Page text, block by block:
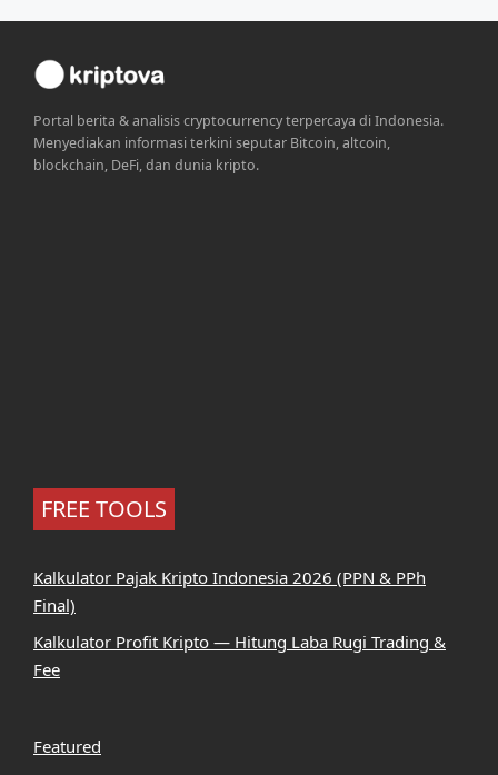
Portal berita & analisis cryptocurrency terpercaya di Indonesia.
Menyediakan informasi terkini seputar Bitcoin, altcoin,
blockchain, DeFi, dan dunia kripto.
FREE TOOLS
Kalkulator Pajak Kripto Indonesia 2026 (PPN & PPh
Final)
Kalkulator Profit Kripto — Hitung Laba Rugi Trading &
Fee
Featured